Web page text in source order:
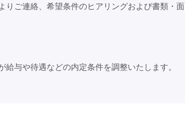
りご連絡、希望条件のヒアリングおよび書類・面
給与や待遇などの内定条件を調整いたします。